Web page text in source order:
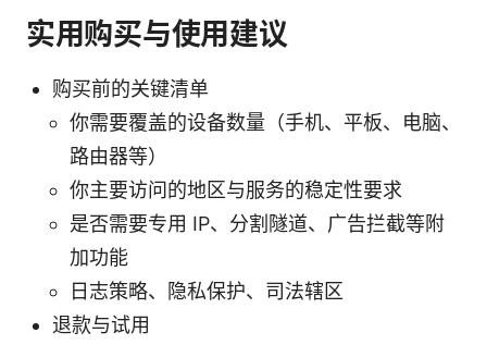
实用购买与使用建议
购买前的关键清单
你需要覆盖的设备数量（手机、平板、电脑、
路由器等）
你主要访问的地区与服务的稳定性要求
是否需要专用 IP、分割隧道、广告拦截等附
加功能
日志策略、隐私保护、司法辖区
退款与试用